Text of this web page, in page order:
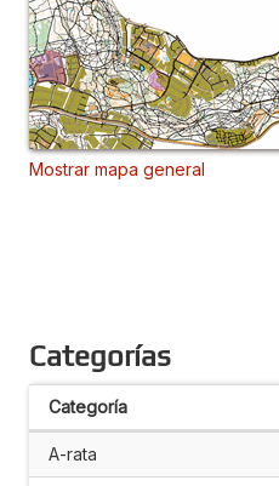
Mostrar mapa general
Categorías
Categoría
A-rata